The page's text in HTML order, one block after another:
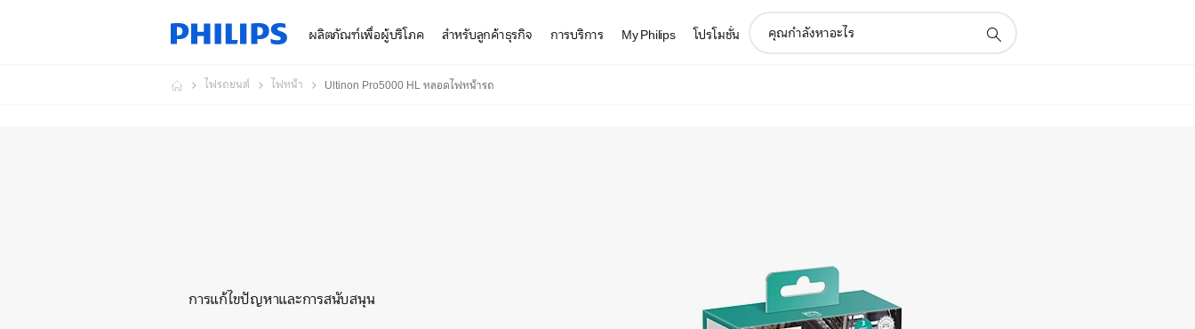
ผลิตภัณฑ์เพื่อผู้บริโภค สำหรับลูกค้าธุรกิจ การบริการ My Philips โปรโมชั่น
search
ไฟรถยนต์ ไฟหน้า Ultinon Pro5000 HL หลอดไฟหน้ารถ
การแก้ไขปัญหาและการสนับสนุน